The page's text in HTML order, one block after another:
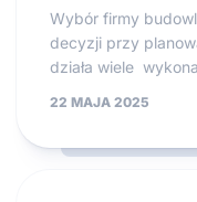
Wybór firmy
decyzji przy
działa wiele
22 MAJA 2025